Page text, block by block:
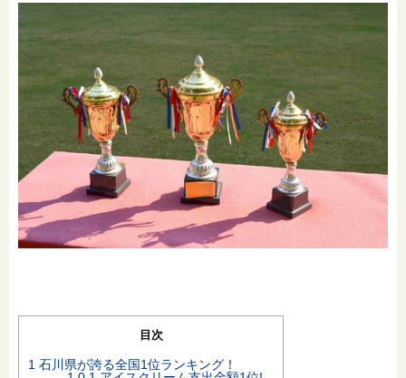
目次
1 石川県が誇る全国1位ランキング！